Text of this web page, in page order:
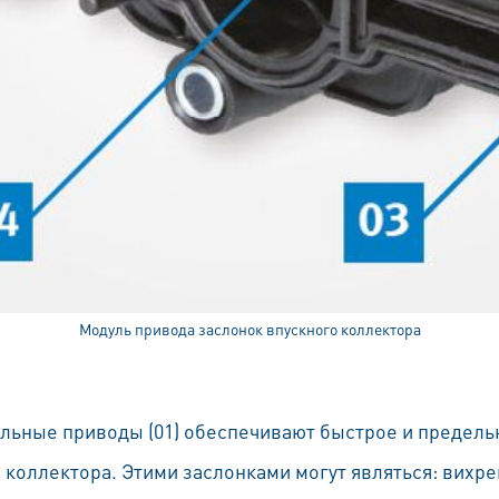
Модуль привода заслонок впускного коллектора
приводы (01) обеспечивают быстрое и
Этими заслонками могут являться: